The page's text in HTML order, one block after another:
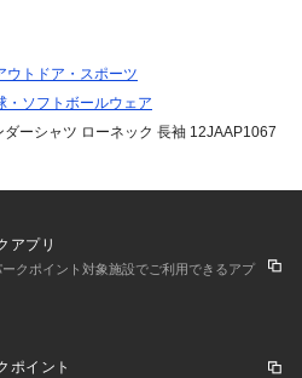
されたルーズフィットアンダ
軽量・柔らかさも特徴。新たな付
ィットアンダーシャツ「Zero Plu
トします。リサイクル糸を使用し
意事項】
により計測を行っておりますた
がございます。
ー環境により、掲載画像と実際の
ウトドア・スポーツ
・ソフトボールウェア
ダーシャツ ローネック 長袖 12JAAP1067
アプリ
クポイント対象施設でご利用できるアプ
ポイント